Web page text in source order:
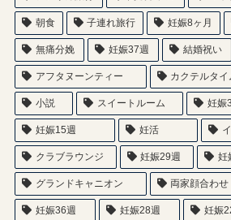
朝食 子連れ旅行 妊娠8ヶ月
無痛分娩 妊娠37週 結婚祝い
アフタヌーンティー カクテルタイ
小説 スイートルーム 妊娠
妊娠15週 妊活
クラブラウンジ 妊娠29週 妊
グランドキャニオン 両家顔合わせ
妊娠36週 妊娠28週 妊娠